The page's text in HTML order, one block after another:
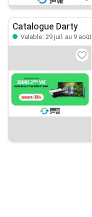
Catalogue Darty
Valable: 29 juil. au 9 août